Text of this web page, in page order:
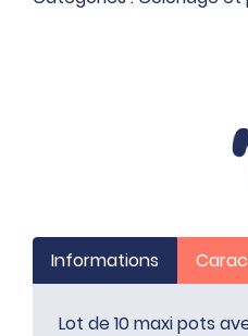
Informations
Lot de 10 maxi pots